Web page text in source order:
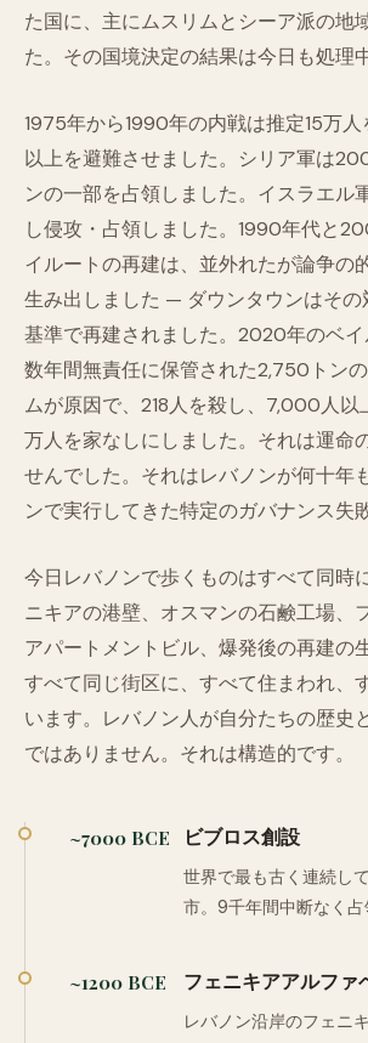
た国に、主にムスリムとシーア派の地
た。その国境決定の結果は今日も処理
1975年から1990年の内戦は推定15万人
以上を避難させました。シリア軍は
ンの一部を占領しました。イスラエル
し侵攻・占領しました。1990年代と
イルートの再建は、並外れたが論争の
生み出しました — ダウンタウンはその
基準で再建されました。2020年のベイ
数年間無責任に保管された2,750トンの
ムが原因で、218人を殺し、7,000人以
万人を家なしにしました。それは運命
せんでした。それはレバノンが何十年
ンで実行してきた特定のガバナンス失
今日レバノンで歩くものはすべて同時
ニキアの港壁、オスマンの石鹸工場、
アパートメントビル、爆発後の再建の
すべて同じ街区に、すべて住まわれ、
います。レバノン人が自分たちの歴史
ではありません。それは構造的です。
~7000 BCE ビブロス創設
世界で最も古く連続し
市。9千年間中断なく占
~1200 BCE フェニキアアルファ
レバノン沿岸のフェニ